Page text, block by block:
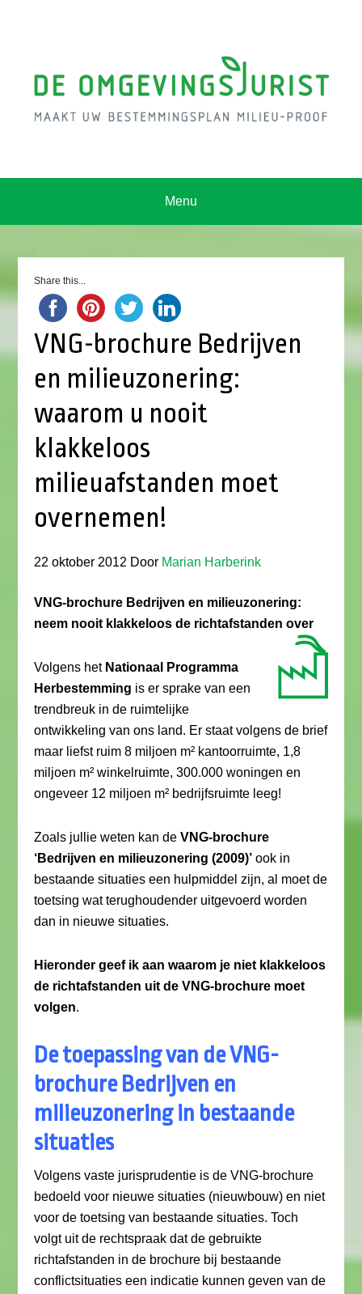
Menu
Share this...
VNG-brochure Bedrijven
en milieuzonering:
waarom u nooit
klakkeloos
milieuafstanden moet
overnemen!
22 oktober 2012 Door Marian Harberink
VNG-brochure Bedrijven en milieuzonering:
neem nooit klakkeloos de richtafstanden over
Volgens het Nationaal Programma
Herbestemming is er sprake van een
trendbreuk in de ruimtelijke
ontwikkeling van ons land. Er staat volgens de brief
maar liefst ruim 8 miljoen m² kantoorruimte, 1,8
miljoen m² winkelruimte, 300.000 woningen en
ongeveer 12 miljoen m² bedrijfsruimte leeg!
Zoals jullie weten kan deVNG-brochure
‘Bedrijven en milieuzonering (2009)’ ook in
bestaande situaties een hulpmiddel zijn, al moet de
toetsing wat terughoudender uitgevoerd worden
dan in nieuwe situaties.
Hieronder geef ik aan waarom je niet klakkeloos
de richtafstanden uit de VNG-brochure moet
volgen.
De toepassing van de VNG-
brochure Bedrijven en
milieuzonering in bestaande
situaties
Volgens vaste jurisprudentie is de VNG-brochure
bedoeld voor nieuwe situaties (nieuwbouw) en niet
voor de toetsing van bestaande situaties. Toch
volgt uit de rechtspraak dat de gebruikte
richtafstanden in de brochure bij bestaande
conflictsituaties een indicatie kunnen geven van de